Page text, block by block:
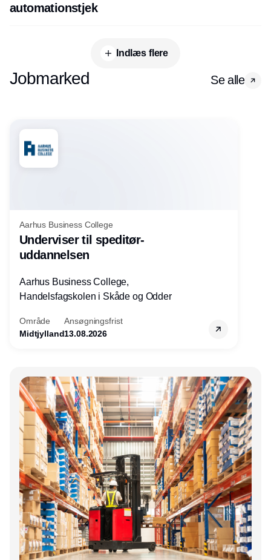
automationstjek
Indlæs flere
Jobmarked Se alle
Aarhus Business College
Underviser til speditør-
uddannelsen
Aarhus Business College,
Handelsfagskolen i Skåde og Odder
Område
Midtjylland
Ansøgningsfrist
13.08.2026
Annonce